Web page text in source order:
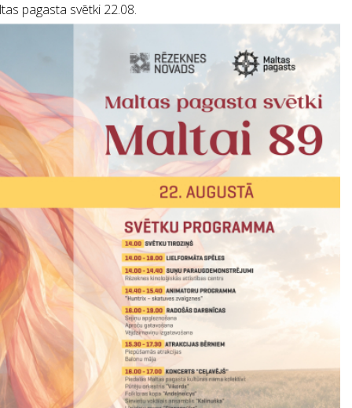
pagasta svētki 22.08.